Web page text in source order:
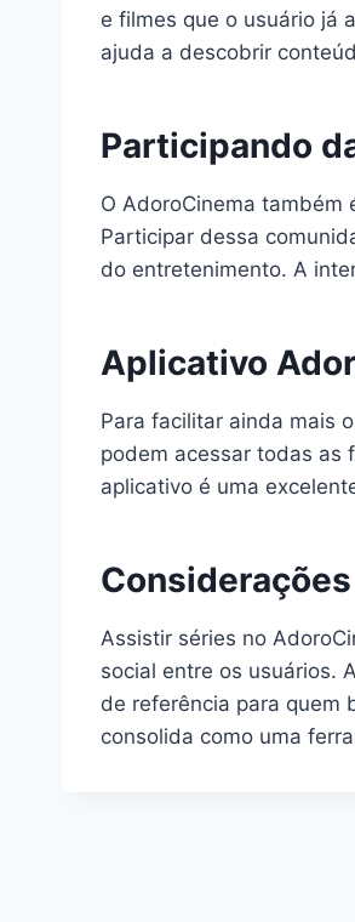
e filmes que o usuário já
ajuda a descobrir
Participando
O AdoroCinema também
Participar dessa
do entretenimento. A
Aplicativo
Para facilitar ainda mais
podem acessar todas as
aplicativo é uma
Assistir séries no
social entre os usuários.
de referência para quem
consolida como uma